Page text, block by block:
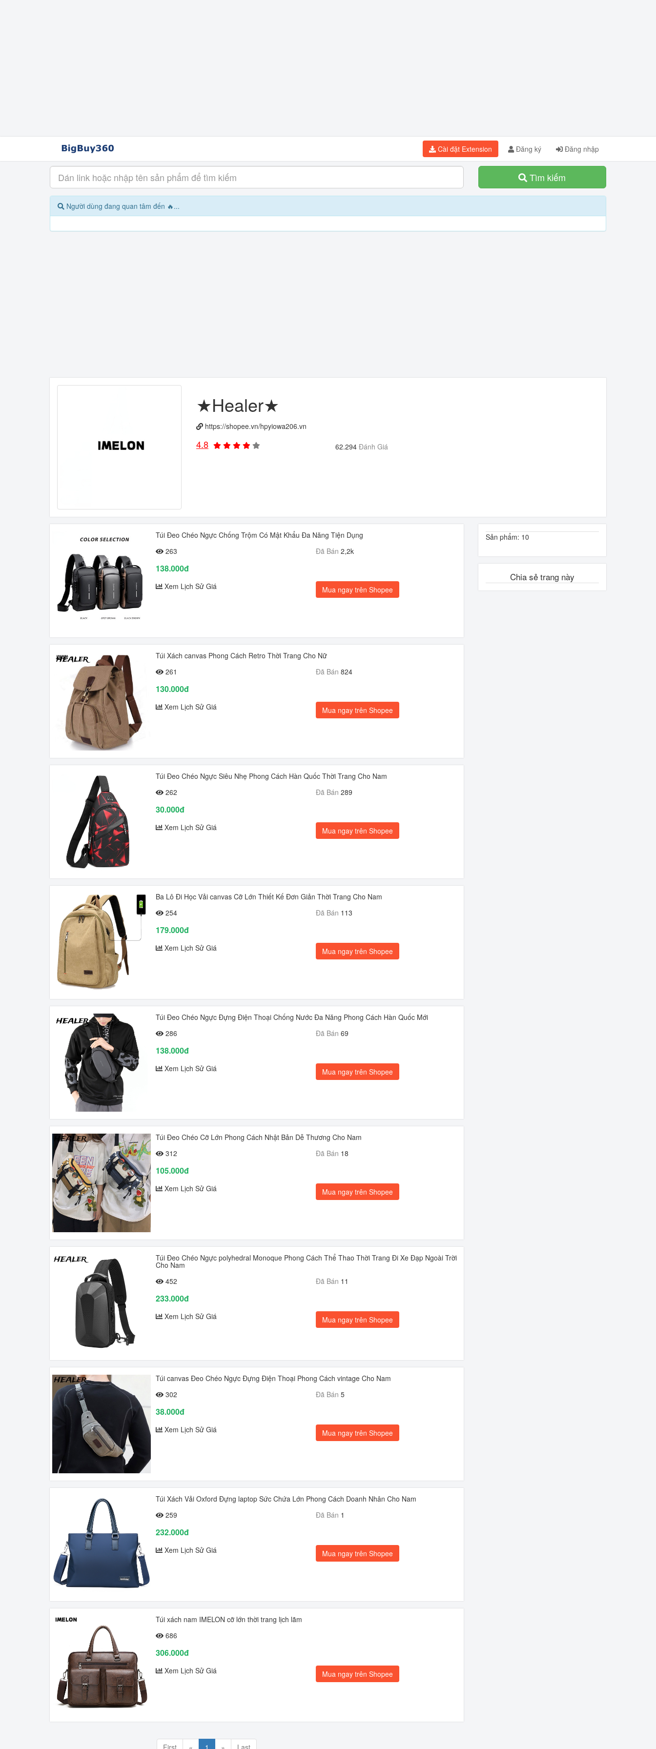
Cài đặt Extension Đăng ký Đăng nhập
Tìm kiếm
Người dùng đang quan tâm đến 🔥...
★Healer★
https://shopee.vn/hpyiowa206.vn
4.8 62.294 Đánh Giá
Túi Đeo Chéo Ngực Chống Trộm Có Mật Khẩu Đa Năng Tiện Dụng
263
Đã Bán 2,2k
138.000đ
Xem Lịch Sử Giá Mua ngay trên Shopee
Túi Xách canvas Phong Cách Retro Thời Trang Cho Nữ
261
Đã Bán 824
130.000đ
Xem Lịch Sử Giá Mua ngay trên Shopee
Túi Đeo Chéo Ngực Siêu Nhẹ Phong Cách Hàn Quốc Thời Trang Cho Nam
262
Đã Bán 289
30.000đ
Xem Lịch Sử Giá Mua ngay trên Shopee
Ba Lô Đi Học Vải canvas Cỡ Lớn Thiết Kế Đơn Giản Thời Trang Cho Nam
254
Đã Bán 113
179.000đ
Xem Lịch Sử Giá Mua ngay trên Shopee
Túi Đeo Chéo Ngực Đựng Điện Thoại Chống Nước Đa Năng Phong Cách Hàn Quốc Mới
286
Đã Bán 69
138.000đ
Xem Lịch Sử Giá Mua ngay trên Shopee
Túi Đeo Chéo Cỡ Lớn Phong Cách Nhật Bản Dễ Thương Cho Nam
312
Đã Bán 18
105.000đ
Xem Lịch Sử Giá Mua ngay trên Shopee
Túi Đeo Chéo Ngực polyhedral Monoque Phong Cách Thể Thao Thời Trang Đi Xe Đạp Ngoài Trời
Cho Nam
452
Đã Bán 11
233.000đ
Xem Lịch Sử Giá Mua ngay trên Shopee
Túi canvas Đeo Chéo Ngực Đựng Điện Thoại Phong Cách vintage Cho Nam
302
Đã Bán 5
38.000đ
Xem Lịch Sử Giá Mua ngay trên Shopee
Túi Xách Vải Oxford Đựng laptop Sức Chứa Lớn Phong Cách Doanh Nhân Cho Nam
259
Đã Bán 1
232.000đ
Xem Lịch Sử Giá Mua ngay trên Shopee
Túi xách nam IMELON cỡ lớn thời trang lịch lãm
686
306.000đ
Xem Lịch Sử Giá Mua ngay trên Shopee
First « 1 » Last
Sản phẩm: 10
Chia sẻ trang này